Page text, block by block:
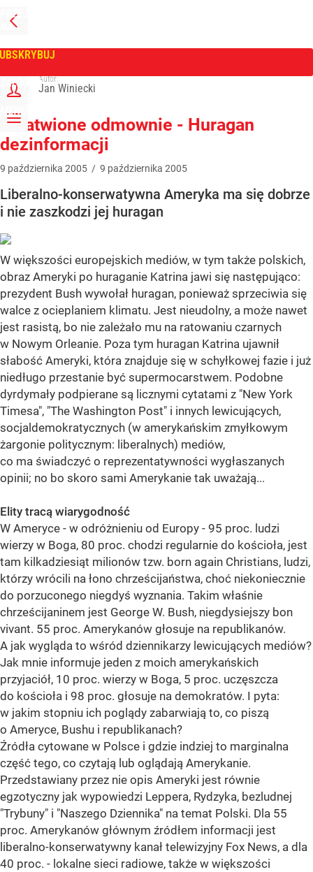
PRZEJDŹ
NA
GŁÓWNĄ
ZALOGUJ
MENU
Tygodnik Wprost
Autor:
Jan Winiecki
Załatwione odmownie - Huragan
dezinformacji
9 października 2005 / 9 października 2005
Liberalno-konserwatywna Ameryka ma się dobrze
i nie zaszkodzi jej huragan
W większości europejskich mediów, w tym także polskich,
obraz Ameryki po huraganie Katrina jawi się następująco:
prezydent Bush wywołał huragan, ponieważ sprzeciwia się
walce z ocieplaniem klimatu. Jest nieudolny, a może nawet
jest rasistą, bo nie zależało mu na ratowaniu czarnych
w Nowym Orleanie. Poza tym huragan Katrina ujawnił
słabość Ameryki, która znajduje się w schyłkowej fazie i już
niedługo przestanie być supermocarstwem. Podobne
dyrdymały podpierane są licznymi cytatami z "New York
Timesa", "The Washington Post" i innych lewicujących,
socjaldemokratycznych (w amerykańskim zmyłkowym
żargonie politycznym: liberalnych) mediów,
co ma świadczyć o reprezentatywności wygłaszanych
opinii; no bo skoro sami Amerykanie tak uważają...
Elity tracą wiarygodność
W Ameryce - w odróżnieniu od Europy - 95 proc. ludzi
wierzy w Boga, 80 proc. chodzi regularnie do kościoła, jest
tam kilkadziesiąt milionów tzw. born again Christians, ludzi,
którzy wrócili na łono chrześcijaństwa, choć niekoniecznie
do porzuconego niegdyś wyznania. Takim właśnie
chrześcijaninem jest George W. Bush, niegdysiejszy bon
vivant. 55 proc. Amerykanów głosuje na republikanów.
A jak wygląda to wśród dziennikarzy lewicujących mediów?
Jak mnie informuje jeden z moich amerykańskich
przyjaciół, 10 proc. wierzy w Boga, 5 proc. uczęszcza
do kościoła i 98 proc. głosuje na demokratów. I pyta:
w jakim stopniu ich poglądy zabarwiają to, co piszą
o Ameryce, Bushu i republikanach?
Źródła cytowane w Polsce i gdzie indziej to marginalna
część tego, co czytają lub oglądają Amerykanie.
Przedstawiany przez nie opis Ameryki jest równie
egzotyczny jak wypowiedzi Leppera, Rydzyka, bezludnej
"Trybuny" i "Naszego Dziennika" na temat Polski. Dla 55
proc. Amerykanów głównym źródłem informacji jest
liberalno-konserwatywny kanał telewizyjny Fox News, a dla
40 proc. - lokalne sieci radiowe, także w większości